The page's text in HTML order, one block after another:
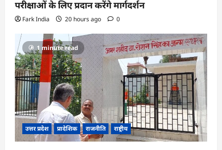
परीक्षाओं के लिए प्रदान करेंगे मार्गदर्शन
Fark India 20 hours ago 0
1 minute read
उत्तर प्रदेश प्रादेशिक राजनीति राष्ट्रीय